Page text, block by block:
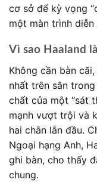
cơ sở để kỳ vọng
một màn trình diễn
Vì sao Haaland
Không cần bàn
nhất trên sân
chất của một “sát
mạnh vượt trội và
hai chân lẫn đầu.
Ngoại hạng Anh,
ghi bàn, cho thấy
chung.